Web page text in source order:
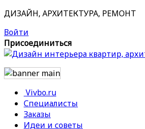
ДИЗАЙН, АРХИТЕКТУРА, РЕМОНТ
Войти
Присоединиться
Vivbo.ru
Специалисты
Заказы
Идеи и советы